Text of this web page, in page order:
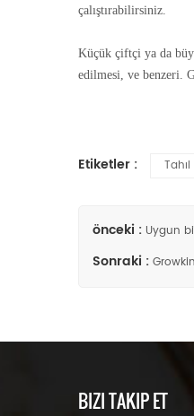
çalıştırabilirsiniz.
Küçük çiftçi ya da
edilmesi, ve benzeri.
Etiketler : Tahıl
önceki : Uygun
Sonraki :
BIZI TAKIP ET